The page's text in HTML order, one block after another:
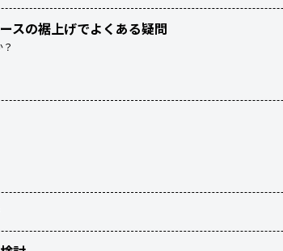
スの裾上げでよくある疑問